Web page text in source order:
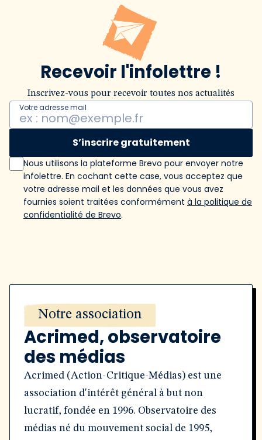
Recevoir l'infolettre !
Inscrivez-vous pour recevoir toutes nos actualités
Votre adresse mail
S’inscrire gratuitement
Nous utilisons la plateforme Brevo pour envoyer notre
infolettre. En cochant cette case, vous acceptez que
votre adresse mail et les données que vous avez
fournies soient traitées conformément à la politique de
confidentialité de Brevo.
Notre association
Acrimed, observatoire
des médias
Acrimed (Action-Critique-Médias) est une
association d'intérêt général à but non
lucratif, fondée en 1996. Observatoire des
médias né du mouvement social de 1995,